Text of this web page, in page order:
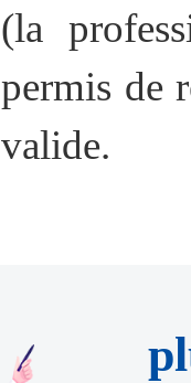
(la
permis de
valide.